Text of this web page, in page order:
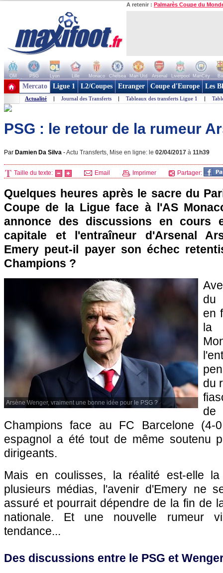
A retenir : Palmarès Coupe du
OM PSG Lyon Lille Monaco Chelsea Man Utd Arsenal Liverpool ManCity
+ de clubs
Mercato Ligue 1 L2/Coupes Etranger Coupe d'Europe Les
Actualité | Journal des Transferts | Tableaux des transferts Ligue 1 |
PSG : le retour de la rumeur
Par Damien Da Silva -Actu Transferts, Mise en ligne: le 02/04/2017 à 11h39
Taille du texte: Email Imprimer Partager:
Quelques heures après le sacre du
Coupe de la Ligue face à l'AS
annonce des discussions en cours
capitale et l'entraîneur d'Arsenal
Emery peut-il payer son échec
Champions ?
Arsène Wenger, vraiment une bonne idée pour le PSG ?
du
en
la
du
Champions face au FC Barcelone (4-
espagnol a été tout de même soutenu
dirigeants.
Mais en coulisses, la réalité est-elle
plusieurs médias, l'avenir d'Emery ne
assuré et pourrait dépendre de la fin de
nationale. Et une nouvelle rumeur
tendance...
Des discussions entre le PSG et